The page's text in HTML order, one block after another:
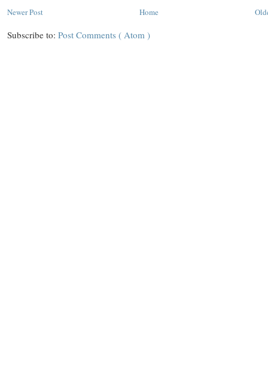
Newer Post Home
Subscribe to: Post Comments ( Atom )